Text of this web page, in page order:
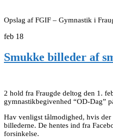
Opslag af FGIF – Gymnastik i
feb 18
Smukke billeder af
2 hold fra Fraugde deltog den 1.
gymnastikbegivenhed “OD-Dag”
Hav venligst tålmodighed, hvis
billederne. De hentes ind fra
forsinkelse.